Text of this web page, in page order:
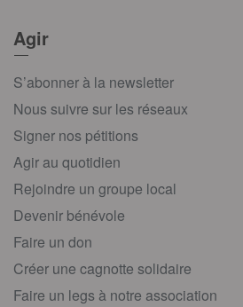
Agir
S’abonner à la newsletter
Nous suivre sur les réseaux
Signer nos pétitions
Agir au quotidien
Rejoindre un groupe local
Devenir bénévole
Faire un don
Créer une cagnotte solidaire
Faire un legs à notre association